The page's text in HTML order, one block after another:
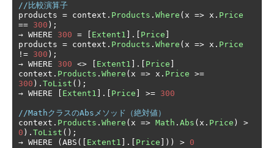
//比較演算子
products = context . Products . Where ( x => x . Price
== 300 );
→ WHERE 300 = Extent1 ].[ Price
products = context . Products . Where ( x => x . Price
!= 300 );
→ WHERE 300 <> Extent1 ].[ Price
context . Products . Where ( x => x . Price >=
300 ). ToList ();
→ WHERE Extent1 ].[ Price >= 300
//MathクラスのAbsメソッド（絶対値）
context . Products . Where ( x => Math . Abs ( x . Price )
>
0 ). ToList ();
→ WHERE ( ABS ([ Extent1 ].[ Price ])) > 0